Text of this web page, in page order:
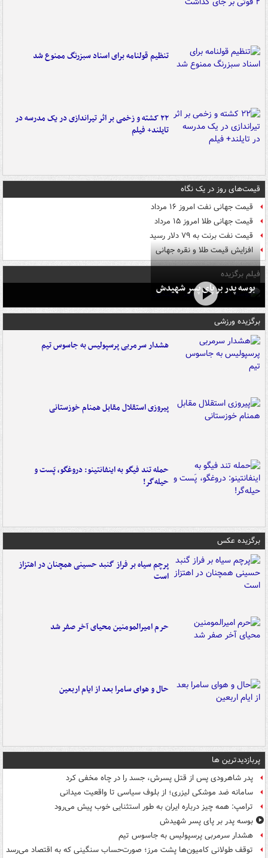
تنظیم قولنامه برای اسناد سبزرنگ ممنوع شد
۲۲ کشته و زخمی بر اثر تیراندازی در یک مدرسه در
تایلند+ فیلم
قیمت‌های روز در یک نگاه
قیمت جهانی نفت امروز ۱۶ مرداد
قیمت جهانی طلا امروز ۱۵ مرداد
قیمت نفت برنت به ۷۹ دلار رسید
افزایش قیمت طلا و نقره جهانی
فیلم برگزیده
بوسه‌ پدر بر پای پسر شهیدش
برگزیده ورزشی
هشدار سرمربی پرسپولیس به جاسوس تیم
پیروزی استقلال مقابل همنام خوزستانی
حمله تند فیگو به اینفانتینو: دروغگو، پَست‌ و
حیله‌گر!
برگزیده عکس
پرچم سیاه بر فراز گنبد حسینی همچنان در اهتزاز
است
حرم امیرالمومنین محیای آخر صفر شد
حال و هوای سامرا بعد از ایام اربعین
پربازدیدترین ها
پدر شاهرودی پس از قتل پسرش، جسد را در چاه مخفی کرد
سامانه ضد موشکی لیزری؛ از بلوف سیاسی تا واقعیت میدانی
ترامپ: همه چیز درباره ایران به طور استثنایی خوب پیش می‌رود
بوسه‌ پدر بر پای پسر شهیدش
هشدار سرمربی پرسپولیس به جاسوس تیم
توقف طولانی کامیون‌ها پشت مرز؛ صورت‌حساب سنگینی که به اقتصاد می‌رسد